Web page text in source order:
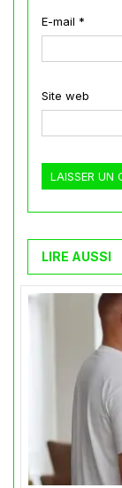
E-mail *
Site web
LIRE AUSSI